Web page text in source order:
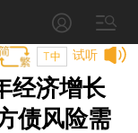
试听
T中
经济增长
债风险需